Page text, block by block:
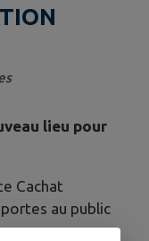
lieu pour
Cachat
au public